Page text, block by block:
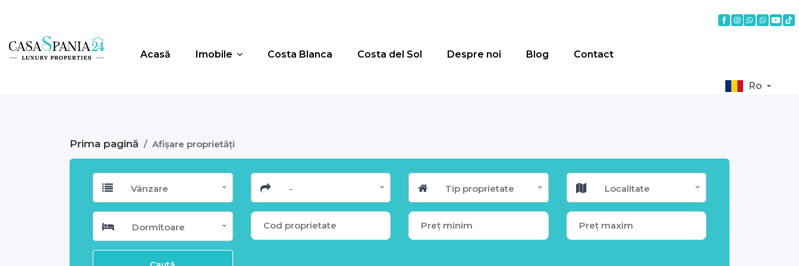
Acasă Imobile Costa Blanca Costa del Sol Despre noi Blog Contact
Ro
Prima pagină / Afișare proprietăți
Vânzare - Tip proprietate Localitate
Dormitoare